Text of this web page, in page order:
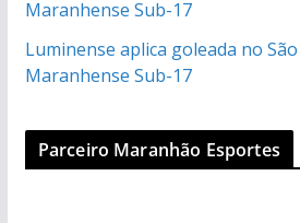
Maranhense Sub-17
Luminense aplica goleada no
Maranhense Sub-17
Parceiro Maranhão Esportes